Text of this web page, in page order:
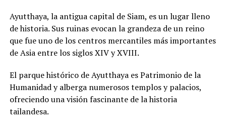
Ayutthaya, la antigua capital de Siam, es un lugar lleno
de historia. Sus ruinas evocan la grandeza de un reino
que fue uno de los centros mercantiles más importantes
de Asia entre los siglos XIV y XVIII.
El parque histórico de Ayutthaya es Patrimonio de la
Humanidad y alberga numerosos templos y palacios,
ofreciendo una visión fascinante de la historia
tailandesa.